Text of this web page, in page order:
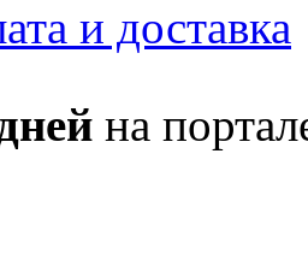
и доставка
на